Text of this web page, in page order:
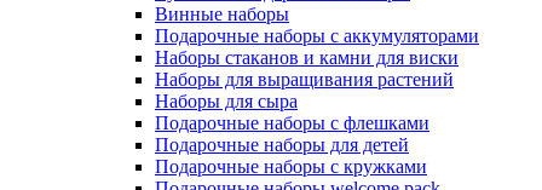
Винные наборы
Подарочные наборы с аккумуляторами
Наборы стаканов и камни для виски
Наборы для выращивания растений
Наборы для сыра
Подарочные наборы с флешками
Подарочные наборы для детей
Подарочные наборы с кружками